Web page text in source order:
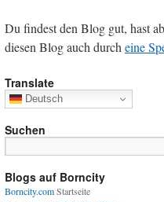
Du findest den Blog gut, hast
diesen Blog auch durcheine
Translate
Deutsch
Suchen
Blogs auf Borncity
Borncity.comStartseite